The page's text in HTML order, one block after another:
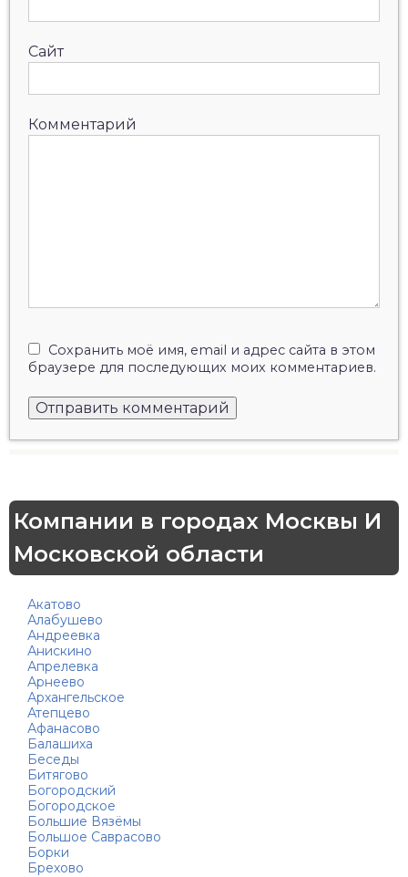
Сайт
Комментарий
Сохранить моё имя, email и адрес сайта в этом
браузере для последующих моих комментариев.
Компании в городах Москвы И
Московской области
Акатово
Алабушево
Андреевка
Анискино
Апрелевка
Арнеево
Архангельское
Атепцево
Афанасово
Балашиха
Беседы
Битягово
Богородский
Богородское
Большие Вязёмы
Большое Саврасово
Борки
Брехово